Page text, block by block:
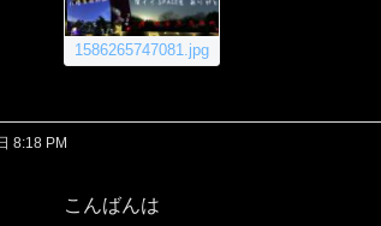
1586265747081.jpg
8:18 PM
こんばんは